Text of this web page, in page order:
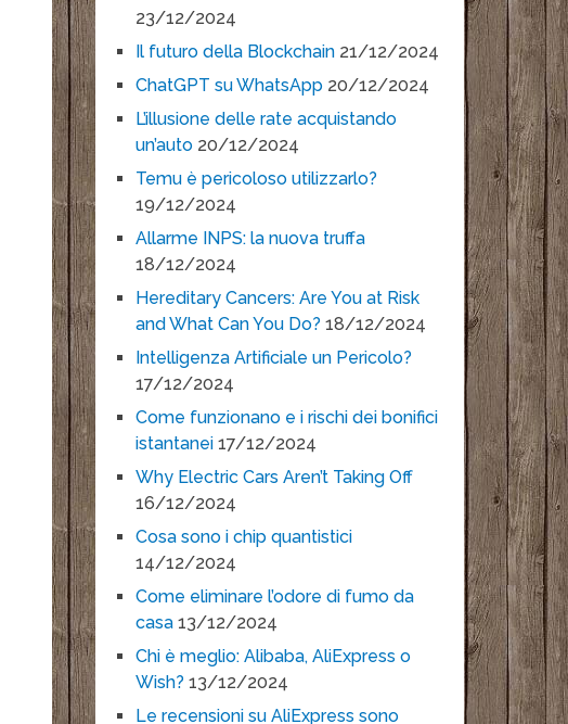
23/12/2024
Il futuro della Blockchain 21/12/2024
ChatGPT su WhatsApp 20/12/2024
L’illusione delle rate acquistando
un’auto 20/12/2024
Temu è pericoloso utilizzarlo?
19/12/2024
Allarme INPS: la nuova truffa
18/12/2024
Hereditary Cancers: Are You at Risk
and What Can You Do? 18/12/2024
Intelligenza Artificiale un Pericolo?
17/12/2024
Come funzionano e i rischi dei bonifici
istantanei 17/12/2024
Why Electric Cars Aren’t Taking Off
16/12/2024
Cosa sono i chip quantistici
14/12/2024
Come eliminare l’odore di fumo da
casa 13/12/2024
Chi è meglio: Alibaba, AliExpress o
Wish? 13/12/2024
Le recensioni su AliExpress sono